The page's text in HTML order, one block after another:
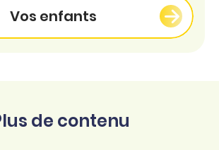
Vos enfants
de contenu